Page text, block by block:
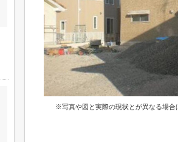
※写真や図と実際の現状とが異なる場合